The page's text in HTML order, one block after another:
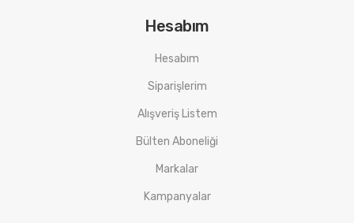
Hesabım
Hesabım
Siparişlerim
Alışveriş Listem
Bülten Aboneliği
Markalar
Kampanyalar